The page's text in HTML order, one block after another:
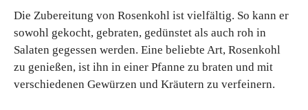
Die Zubereitung von Rosenkohl ist vielfältig. So kann er
sowohl gekocht, gebraten, gedünstet als auch roh in
Salaten gegessen werden. Eine beliebte Art, Rosenkohl
zu genießen, ist ihn in einer Pfanne zu braten und mit
verschiedenen Gewürzen und Kräutern zu verfeinern.